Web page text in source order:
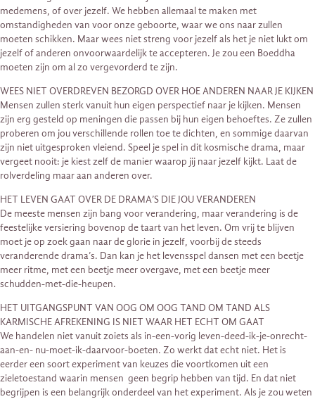
medemens, of over jezelf. We hebben allemaal te maken met
omstandigheden van voor onze geboorte, waar we ons naar zullen
moeten schikken. Maar wees niet streng voor jezelf als het je niet lukt om
jezelf of anderen onvoorwaardelijk te accepteren. Je zou een Boeddha
moeten zijn om al zo vergevorderd te zijn.
WEES NIET OVERDREVEN BEZORGD OVER HOE ANDEREN NAAR JE KIJKEN
Mensen zullen sterk vanuit hun eigen perspectief naar je kijken. Mensen
zijn erg gesteld op meningen die passen bij hun eigen behoeftes. Ze zullen
proberen om jou verschillende rollen toe te dichten, en sommige daarvan
zijn niet uitgesproken vleiend. Speel je spel in dit kosmische drama, maar
vergeet nooit: je kiest zelf de manier waarop jij naar jezelf kijkt. Laat de
rolverdeling maar aan anderen over.
HET LEVEN GAAT OVER DE DRAMA’S DIE JOU VERANDEREN
De meeste mensen zijn bang voor verandering, maar verandering is de
feestelijke versiering bovenop de taart van het leven. Om vrij te blijven
moet je op zoek gaan naar de glorie in jezelf, voorbij de steeds
veranderende drama’s. Dan kan je het levensspel dansen met een beetje
meer ritme, met een beetje meer overgave, met een beetje meer
schudden-met-die-heupen.
HET UITGANGSPUNT VAN OOG OM OOG TAND OM TAND ALS
KARMISCHE AFREKENING IS NIET WAAR HET ECHT OM GAAT
We handelen niet vanuit zoiets als in-een-vorig leven-deed-ik-je-onrecht-
aan-en- nu-moet-ik-daarvoor-boeten. Zo werkt dat echt niet. Het is
eerder een soort experiment van keuzes die voortkomen uit een
zieletoestand waarin mensen geen begrip hebben van tijd. En dat niet
begrijpen is een belangrijk onderdeel van het experiment. Als je zou weten